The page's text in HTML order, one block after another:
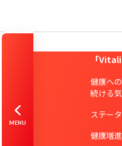
MENU
はじめての方
「
健康へ
続ける
ステー
健康増